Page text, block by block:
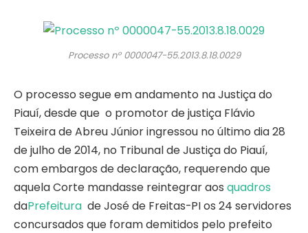
Processo nº 0000047-55.2013.8.18.0029
O processo segue em andamento na Justiça do
Piauí, desde que o promotor de justiça Flávio
Teixeira de Abreu Júnior ingressou no último dia 28
de julho de 2014, no Tribunal de Justiça do Piauí,
com embargos de declaração, requerendo que
aquela Corte mandasse reintegrar aos quadros
daPrefeitura de José de Freitas-PI os 24 servidores
concursados que foram demitidos pelo prefeito